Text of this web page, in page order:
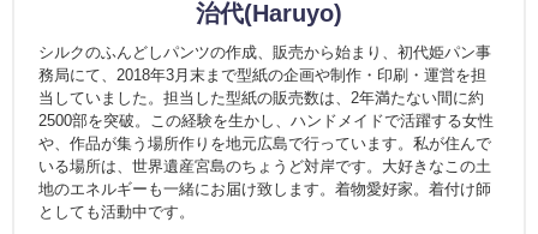
治代(Haruyo)
シルクのふんどしパンツの作成、販売から始まり、初代姫パン事
務局にて、2018年3月末まで型紙の企画や制作・印刷・運営を担
当していました。担当した型紙の販売数は、2年満たない間に約
2500部を突破。この経験を生かし、ハンドメイドで活躍する女性
や、作品が集う場所作りを地元広島で行っています。私が住んで
いる場所は、世界遺産宮島のちょうど対岸です。大好きなこの土
地のエネルギーも一緒にお届け致します。着物愛好家。着付け師
としても活動中です。